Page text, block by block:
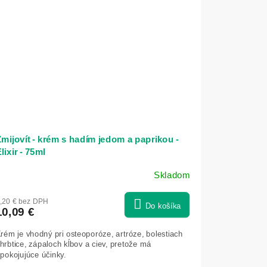
- krém s hadím jedom a paprikou -
- 75ml
Skladom
€ bez DPH
€ Do košíka
je vhodný pri osteoporóze, artróze, bolestiach
zápaloch kĺbov a ciev, pretože má
účinky.